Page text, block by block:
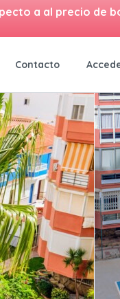
a al precio de
Contacto